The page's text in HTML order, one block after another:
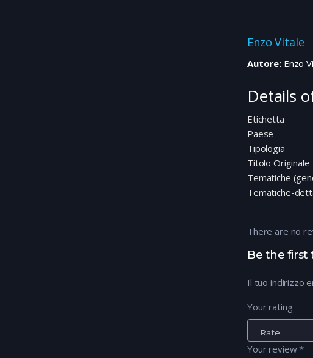
Enzo Vitale
Autore:Enzo
Details
Etichetta
Paese
Tipologia
Titolo Originale
Tematiche
Tematiche-
Be the first
Il tuo indirizzo
Your rating
Your review*
There are no